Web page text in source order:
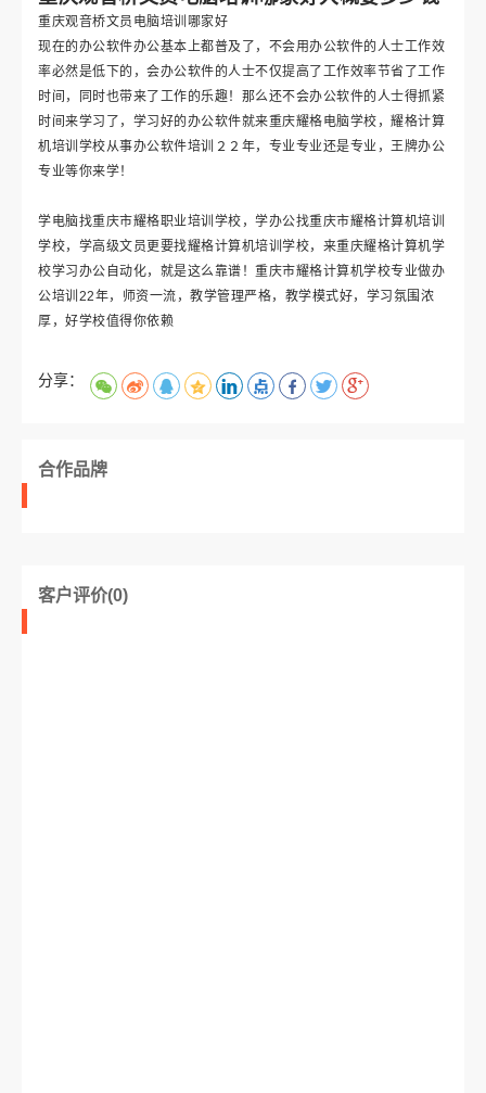
重庆观音桥文员电脑培训哪家好
现在的办公软件办公基本上都普及了，不会用办公软件的人士工作效
率必然是低下的，会办公软件的人士不仅提高了工作效率节省了工作
时间，同时也带来了工作的乐趣！那么还不会办公软件的人士得抓紧
时间来学习了，学习好的办公软件就来重庆耀格电脑学校，耀格计算
机培训学校从事办公软件培训２２年，专业专业还是专业，王牌办公
专业等你来学！
学电脑找重庆市耀格职业培训学校，学办公找重庆市耀格计算机培训
学校，学高级文员更要找耀格计算机培训学校，来重庆耀格计算机学
校学习办公自动化，就是这么靠谱！重庆市耀格计算机学校专业做办
公培训22年，师资一流，教学管理严格，教学模式好，学习氛围浓
厚，好学校值得你依赖
分享：
合作品牌
客户评价(0)